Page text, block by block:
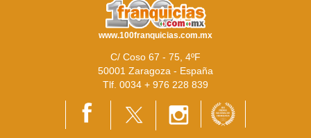
www.100franquicias.com.mx
C/ Coso 67 - 75, 4ºF
50001 Zaragoza - España
Tlf. 0034 + 976 228 839